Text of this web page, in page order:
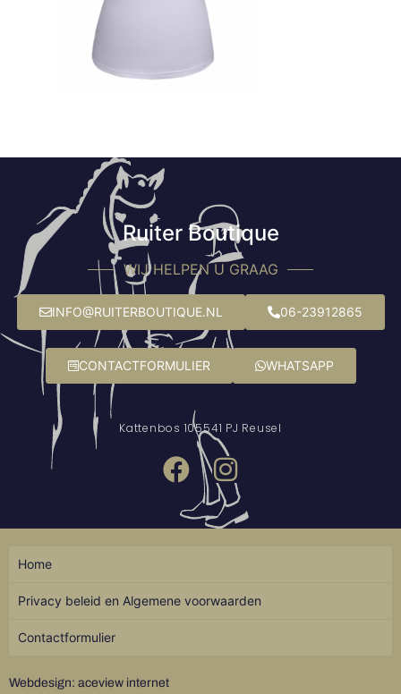
Ruiter Boutique
WIJ HELPEN U GRAAG
INFO@RUITERBOUTIQUE.NL 06-23912865
CONTACTFORMULIER WHATSAPP
Kattenbos 105541 PJ Reusel
Webdesign: aceview internet
Home
Privacy beleid en Algemene voorwaarden
Contactformulier